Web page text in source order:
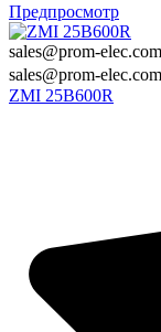
Предпросмотр
sales@prom-elec.com
sales@prom-elec.com
ZMI 25B600R